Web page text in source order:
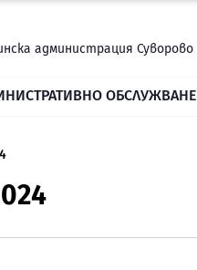
администрация Суворово
ОБСЛУЖВАНЕ